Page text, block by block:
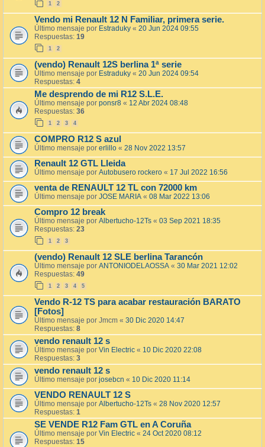
1 2
Vendo mi Renault 12 N Familiar, primera serie.
Último mensaje por Estraduky « 20 Jun 2024 09:55
Respuestas: 19
1 2
(vendo) Renault 12S berlina 1ª serie
Último mensaje por Estraduky « 20 Jun 2024 09:54
Respuestas: 4
Me desprendo de mi R12 S.L.E.
Último mensaje por ponsr8 « 12 Abr 2024 08:48
Respuestas: 36
1 2 3 4
COMPRO R12 S azul
Último mensaje por erlillo « 28 Nov 2022 13:57
Renault 12 GTL Lleida
Último mensaje por Autobusero rockero « 17 Jul 2022 16:56
venta de RENAULT 12 TL con 72000 km
Último mensaje por JOSE MARIA « 08 Mar 2022 13:06
Compro 12 break
Último mensaje por Albertucho-12Ts « 03 Sep 2021 18:35
Respuestas: 23
1 2 3
(vendo) Renault 12 SLE berlina Tarancón
Último mensaje por ANTONIODELAOSSA « 30 Mar 2021 12:02
Respuestas: 49
1 2 3 4 5
Vendo R-12 TS para acabar restauración BARATO
[Fotos]
Último mensaje por Jmcm « 30 Dic 2020 14:47
Respuestas: 8
vendo renault 12 s
Último mensaje por Vin Electric « 10 Dic 2020 22:08
Respuestas: 3
vendo renault 12 s
Último mensaje por josebcn « 10 Dic 2020 11:14
VENDO RENAULT 12 S
Último mensaje por Albertucho-12Ts « 28 Nov 2020 12:57
Respuestas: 1
SE VENDE R12 Fam GTL en A Coruña
Último mensaje por Vin Electric « 24 Oct 2020 08:12
Respuestas: 15